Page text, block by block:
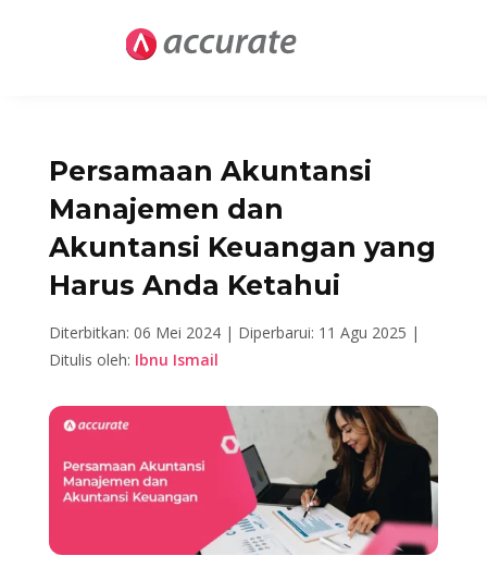
Persamaan Akuntansi
Manajemen dan
Akuntansi Keuangan yang
Harus Anda Ketahui
Diterbitkan: 06 Mei 2024 | Diperbarui: 11 Agu 2025 |
Ditulis oleh: Ibnu Ismail